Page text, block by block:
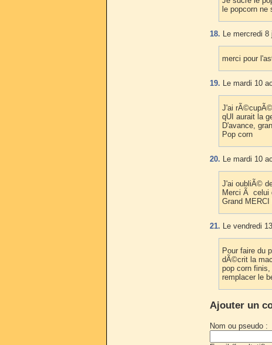
le popcorn ne
18. Le mercredi
merci pour
19. Le mardi 10
J'ai
qUI aurait la
D'avance,
Pop corn
20. Le mardi 10
J'ai oubliÃ©
Merci Ã celui
Grand MERCI
21. Le vendredi
Pour faire du
dÃ©crit la
pop corn finis,
remplacer le
Ajouter un
Nom ou pseudo :